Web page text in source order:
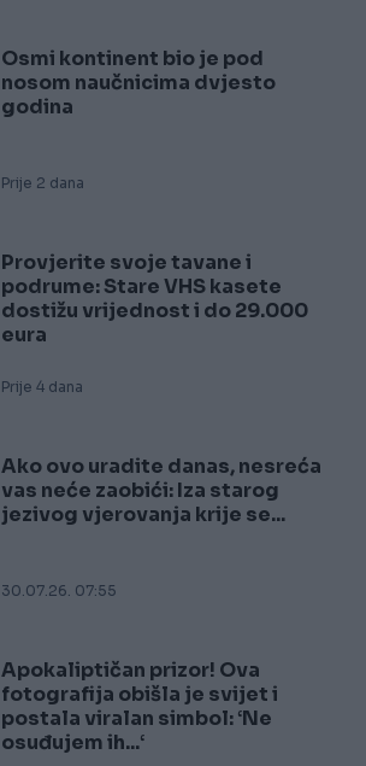
Osmi kontinent bio je pod
nosom naučnicima dvjesto
godina
Prije 2 dana
Provjerite svoje tavane i
podrume: Stare VHS kasete
dostižu vrijednost i do 29.000
eura
Prije 4 dana
Ako ovo uradite danas, nesreća
vas neće zaobići: Iza starog
jezivog vjerovanja krije se...
30.07.26. 07:55
Apokaliptičan prizor! Ova
fotografija obišla je svijet i
postala viralan simbol: ‘Ne
osuđujem ih...‘